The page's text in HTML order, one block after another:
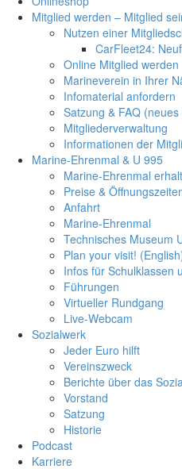
Mitglied werden – Mitglied
Nutzen einer
CarFleet24:
Online Mitglied werden
Marineverein in Ihrer
Infomaterial anfordern
Satzung & FAQ
Mitgliederverwaltung
Informationen der
Marine-Ehrenmal & U 995
Marine-Ehrenmal
Preise &
Anfahrt
Marine-Ehrenmal
Technisches Museum
Plan your visit!
Infos für Schulklassen
Führungen
Virtueller Rundgang
Live-Webcam
Sozialwerk
Jeder Euro hilft
Vereinszweck
Berichte über das
Vorstand
Satzung
Historie
Podcast
Karriere